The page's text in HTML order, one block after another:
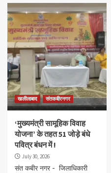
खलीलाबाद संतकबीरनगर
‘मुख्यमंत्री सामूहिक विवाह
योजना’ के तहत 51 जोड़े बंधे
पवित्र बंधन में !
July 30, 2026
संत कबीर नगर - जिलाधिकारी